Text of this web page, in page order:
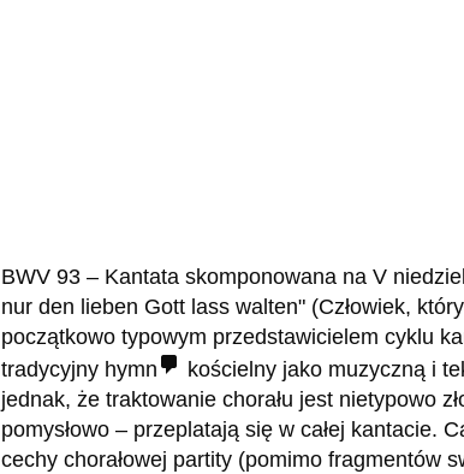
BWV 93 – Kantata skomponowana na V
nur den lieben Gott lass walten" (Człowiek,
początkowo typowym przedstawicielem cyklu
tradycyjny hymn
kościelny jako muzyczną i
jednak, że traktowanie chorału jest nietypowo
pomysłowo – przeplatają się w całej kantacie.
cechy chorałowej partity (pomimo fragmentów